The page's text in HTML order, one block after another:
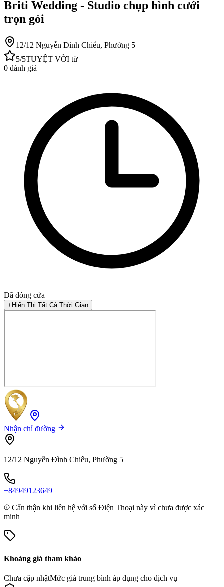
Briti Wedding - Studio chụp hình cưới
trọn gói
12/12 Nguyễn Đình Chiểu, Phường 5
5/5TUYỆT VỜI từ
0 đánh giá
Đã đóng cửa
+ Hiển Thị Tất Cả Thời Gian
Nhận chỉ đường
12/12 Nguyễn Đình Chiểu, Phường 5
+84949123649
Cẩn thận khi liên hệ với số Điện Thoại này vì chưa được xác
minh
Khoảng giá tham khảo
Chưa cập nhậtMức giá trung bình áp dụng cho dịch vụ